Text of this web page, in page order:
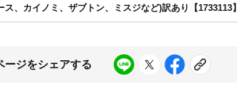
、カイノミ、ザブトン、ミスジなど)訳あり【1733113】
ージをシェアする